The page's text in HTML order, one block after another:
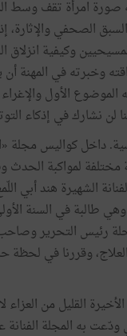
امرأة تقف وسط
الصحفي والإثارة،
وكيفية
وخبرته في المهنة أن
الأول
لن نشارك في إذكاء
للانتخابات الرئاسية. داخل
مختلفة لمواكبة الحدث
الشهيرة هند أبي
طالبة في السنة
رئيس التحرير وصاحب
وقررنا في
القليل من
به المجلة الفنانة